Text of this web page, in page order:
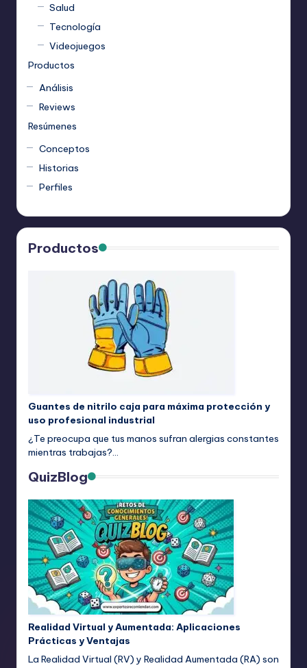
Salud
Tecnología
Videojuegos
Productos
Análisis
Reviews
Resúmenes
Conceptos
Historias
Perfiles
Productos
Guantes de nitrilo caja para máxima protección y
uso profesional industrial
¿Te preocupa que tus manos sufran alergias constantes
mientras trabajas?…
QuizBlog
Realidad Virtual y Aumentada: Aplicaciones
Prácticas y Ventajas
La Realidad Virtual (RV) y Realidad Aumentada (RA) son